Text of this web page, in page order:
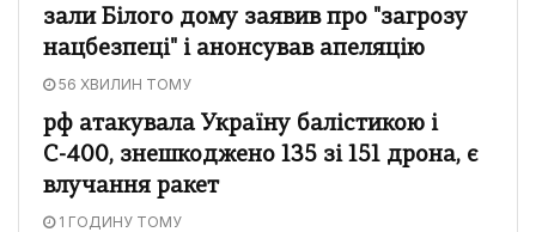
зали Білого дому заявив про "загрозу
нацбезпеці" і анонсував апеляцію
56 ХВИЛИН ТОМУ
рф атакувала Україну балістикою і
С-400, знешкоджено 135 зі 151 дрона, є
влучання ракет
1 ГОДИНУ ТОМУ